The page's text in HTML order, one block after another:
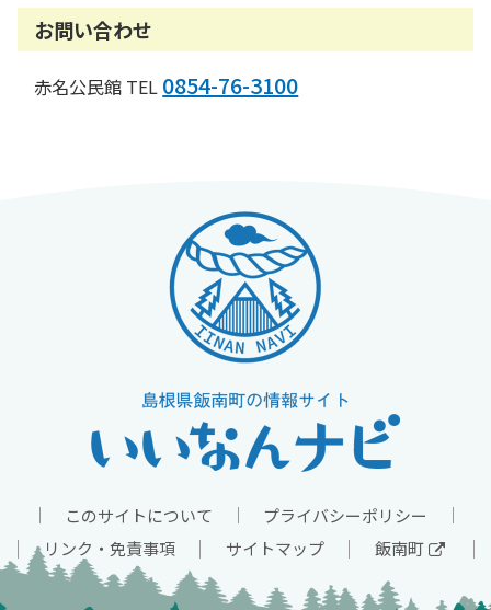
お問い合わせ
赤名公民館 TEL 0854-76-3100
このサイトについて
プライバシーポリシー
リンク・免責事項
サイトマップ 飯南町